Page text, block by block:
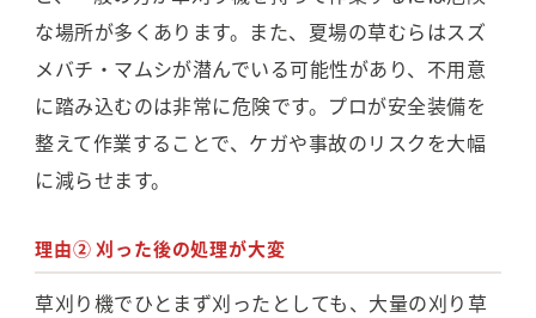
な場所が多くあります。また、夏場の草むらはスズ
メバチ・マムシが潜んでいる可能性があり、不用意
に踏み込むのは非常に危険です。プロが安全装備を
整えて作業することで、ケガや事故のリスクを大幅
に減らせます。
理由② 刈った後の処理が大変
草刈り機でひとまず刈ったとしても、大量の刈り草